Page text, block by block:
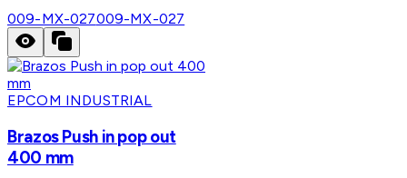
009-MX-027009-MX-027
EPCOM INDUSTRIAL
Brazos Push in pop out
400 mm